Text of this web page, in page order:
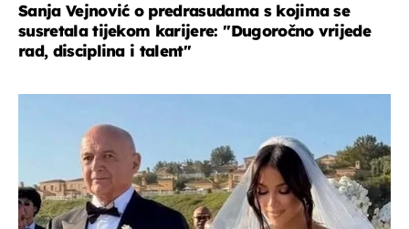
Sanja Vejnović o predrasudama s kojima se
susretala tijekom karijere: ''Dugoročno vrijede
rad, disciplina i talent''